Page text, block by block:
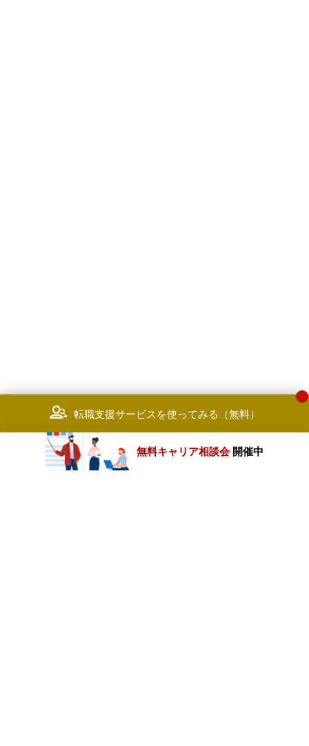
転職支援サービスを使ってみる（無料）
無料キャリア相談会 開催中